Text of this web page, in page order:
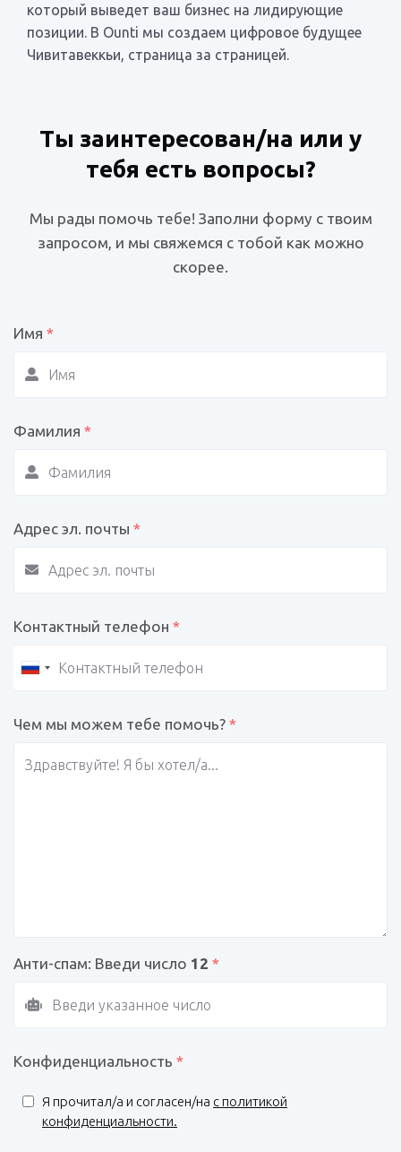
который выведет ваш бизнес на лидирующие
позиции. В Ounti мы создаем цифровое будущее
Чивитавеккьи, страница за страницей.
Ты заинтересован/на или у
тебя есть вопросы?
Мы рады помочь тебе! Заполни форму с твоим
запросом, и мы свяжемся с тобой как можно
скорее.
Имя *
Фамилия *
Адрес эл. почты *
Контактный телефон *
Чем мы можем тебе помочь? *
Анти-спам: Введи число 12 *
Конфиденциальность *
Я прочитал/a и согласен/на с политикой
конфиденциальности.